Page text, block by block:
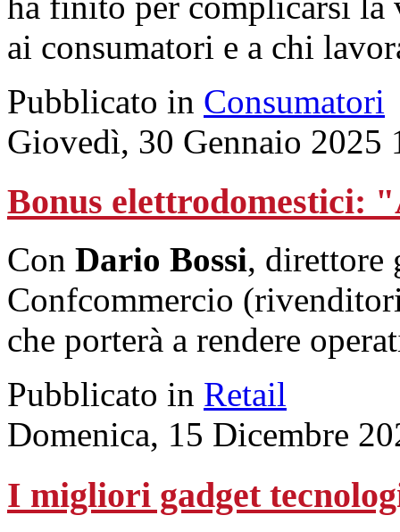
ai consumatori e a chi
Pubblicato in Consumatori
Giovedì, 30 Gennaio 2025
Bonus elettrodomestici:
Con Dario Bossi, direttore
Confcommercio
che porterà a rendere
Pubblicato in Retail
Domenica, 15 Dicembre
I migliori gadget